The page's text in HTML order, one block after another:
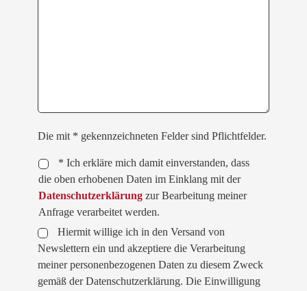
Die mit * gekennzeichneten Felder sind Pflichtfelder.
* Ich erkläre mich damit einverstanden, dass
die oben erhobenen Daten im Einklang mit der
Datenschutzerklärung zur Bearbeitung meiner
Anfrage verarbeitet werden.
Hiermit willige ich in den Versand von
Newslettern ein und akzeptiere die Verarbeitung
meiner personenbezogenen Daten zu diesem Zweck
gemäß der Datenschutzerklärung. Die Einwilligung